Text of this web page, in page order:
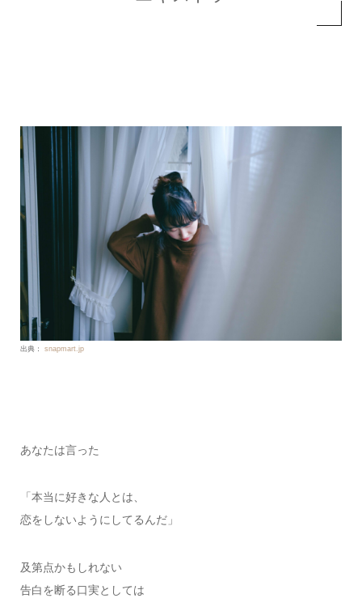
出典： snapmart.jp
あなたは言った
「本当に好きな人とは、
恋をしないようにしてるんだ」
及第点かもしれない
告白を断る口実としては